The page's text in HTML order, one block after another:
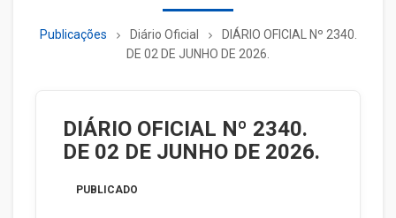
Publicações Diário Oficial
DIÁRIO OFICIAL Nº 2340.
DE 02 DE JUNHO DE 2026.
DIÁRIO OFICIAL Nº 2340.
DE 02 DE JUNHO DE 2026.
PUBLICADO